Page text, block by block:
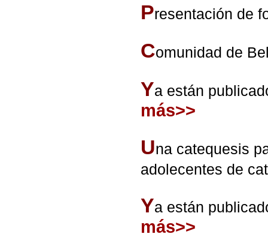
Presentación de
Comunidad de
Ya están
más>>
Una catequesis
adolecentes de
Ya están
más>>